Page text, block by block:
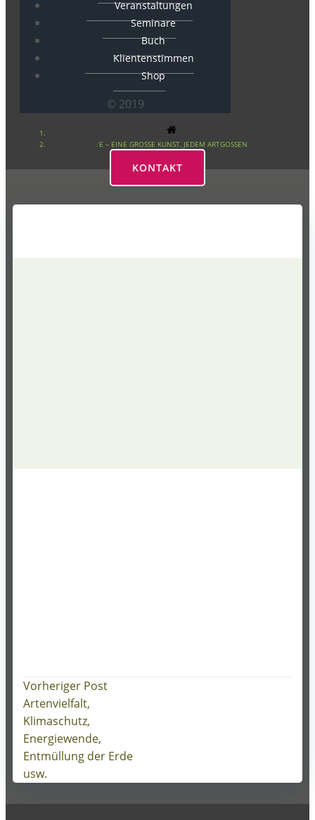
Veranstaltungen
Seminare
Buch
Klientenstimmen
Shop
© 2019
E – EINE GROSSE KUNST, JEDEM ARTGOSSEN
KONTAKT
Post
navigation
Vorheriger Post
Artenvielfalt,
Klimaschutz,
Energiewende,
Entmüllung der Erde
usw.